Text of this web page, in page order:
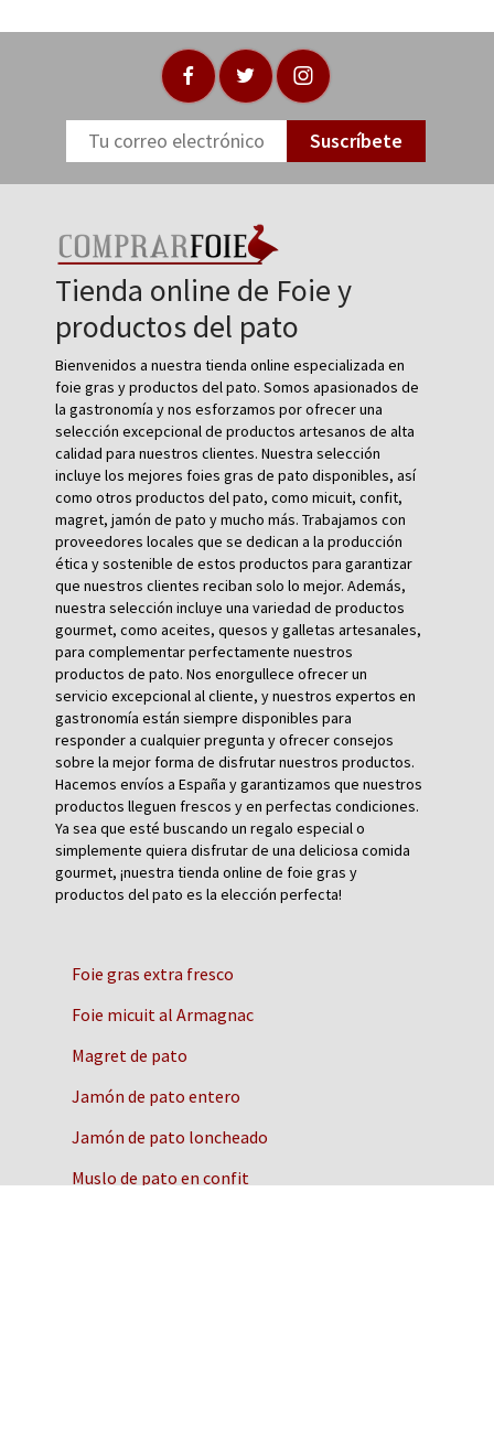
Suscríbete
Tienda online de Foie y
productos del pato
Bienvenidos a nuestra tienda online especializada en
foie gras y productos del pato. Somos apasionados de
la gastronomía y nos esforzamos por ofrecer una
selección excepcional de productos artesanos de alta
calidad para nuestros clientes. Nuestra selección
incluye los mejores foies gras de pato disponibles, así
como otros productos del pato, como micuit, confit,
magret, jamón de pato y mucho más. Trabajamos con
proveedores locales que se dedican a la producción
ética y sostenible de estos productos para garantizar
que nuestros clientes reciban solo lo mejor. Además,
nuestra selección incluye una variedad de productos
gourmet, como aceites, quesos y galletas artesanales,
para complementar perfectamente nuestros
productos de pato. Nos enorgullece ofrecer un
servicio excepcional al cliente, y nuestros expertos en
gastronomía están siempre disponibles para
responder a cualquier pregunta y ofrecer consejos
sobre la mejor forma de disfrutar nuestros productos.
Hacemos envíos a España y garantizamos que nuestros
productos lleguen frescos y en perfectas condiciones.
Ya sea que esté buscando un regalo especial o
simplemente quiera disfrutar de una deliciosa comida
gourmet, ¡nuestra tienda online de foie gras y
productos del pato es la elección perfecta!
Foie gras extra fresco
Foie micuit al Armagnac
Magret de pato
Jamón de pato entero
Jamón de pato loncheado
Muslo de pato en confit